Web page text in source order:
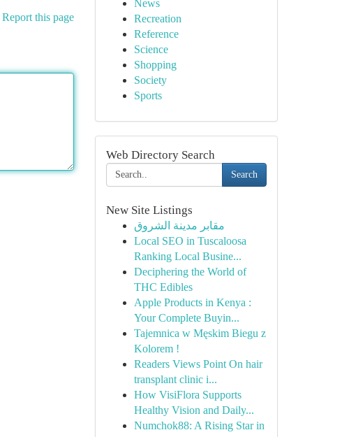
Report this page
News
Recreation
Reference
Science
Shopping
Society
Sports
Web Directory Search
Search
New Site Listings
مقابر مدينة الشروق
Local SEO in Tuscaloosa
Ranking Local Busine...
Deciphering the World of
THC Edibles
Apple Products in Kenya :
Your Complete Buyin...
Tajemnica w Męskim Biegu z
Kolorem !
Readers Views Point On hair
transplant clinic i...
How VisiFlora Supports
Healthy Vision and Daily...
Numchok88: A Rising Star in